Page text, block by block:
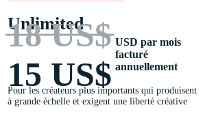
Unlimited
18 US$
15 US$
USD par mois
facturé
annuellement
Pour les créateurs plus importants qui produisent
à grande échelle et exigent une liberté créative